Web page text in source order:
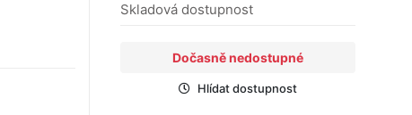
Skladová dostupnost
Dočasně nedostupné
Hlídat dostupnost